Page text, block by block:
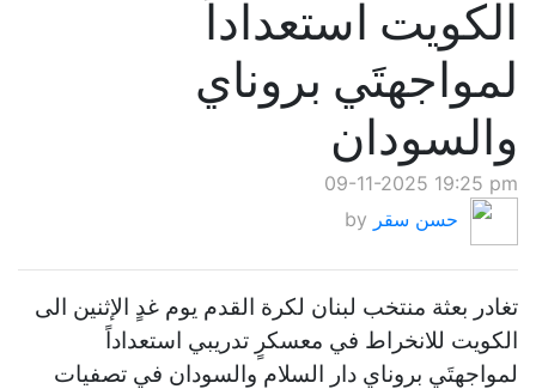
الكويت استعداداً
لمواجهتَي بروناي
والسودان
09-11-2025 19:25 pm
by حسن سقر
تغادر بعثة منتخب لبنان لكرة القدم يوم غدٍ الإثنين الى
الكويت للانخراط في معسكرٍ تدريبي استعداداً
لمواجهتَي بروناي دار السلام والسودان في تصفيات